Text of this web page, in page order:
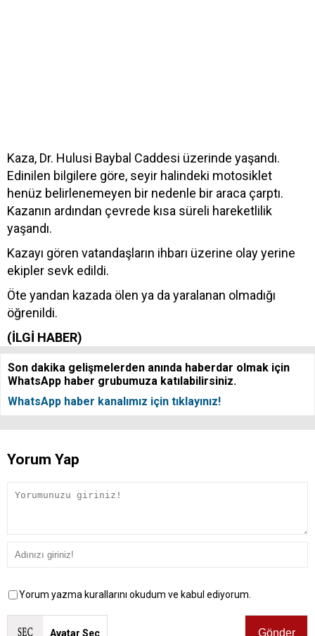
Kaza, Dr. Hulusi Baybal Caddesi üzerinde yaşandı.
Edinilen bilgilere göre, seyir halindeki motosiklet
henüz belirlenemeyen bir nedenle bir araca çarptı.
Kazanın ardından çevrede kısa süreli hareketlilik
yaşandı.
Kazayı gören vatandaşların ihbarı üzerine olay yerine
ekipler sevk edildi.
Öte yandan kazada ölen ya da yaralanan olmadığı
öğrenildi.
(İLGİ HABER)
Son dakika gelişmelerden anında haberdar olmak için
WhatsApp haber grubumuza katılabilirsiniz.
WhatsApp haber kanalımız için tıklayınız!
Yorum Yap
Yorum yazma kurallarını okudum ve kabul ediyorum.
Avatar Seç